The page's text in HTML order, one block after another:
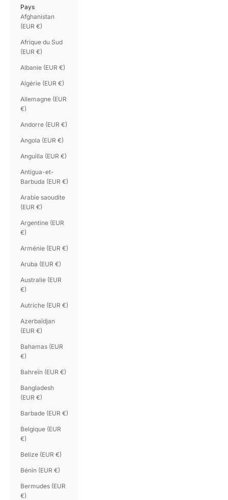
Pays
Afghanistan
(EUR €)
Afrique du Sud
(EUR €)
Albanie (EUR €)
Algérie (EUR €)
Allemagne (EUR
€)
Andorre (EUR €)
Angola (EUR €)
Anguilla (EUR €)
Antigua-et-
Barbuda (EUR €)
Arabie saoudite
(EUR €)
Argentine (EUR
€)
Arménie (EUR €)
Aruba (EUR €)
Australie (EUR
€)
Autriche (EUR €)
Azerbaïdjan
(EUR €)
Bahamas (EUR
€)
Bahreïn (EUR €)
Bangladesh
(EUR €)
Barbade (EUR €)
Belgique (EUR
€)
Belize (EUR €)
Bénin (EUR €)
Bermudes (EUR
€)